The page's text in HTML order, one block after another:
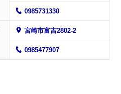
0985731330
宮崎市富吉2802-2
0985477907